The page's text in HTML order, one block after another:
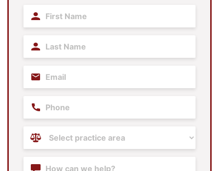
First
Name
Last
Name
Email
Phone
Practice
Areas
Content